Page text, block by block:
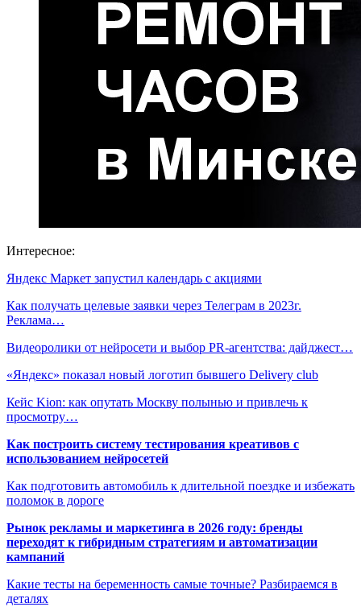
Интересное:
Яндекс Маркет запустил календарь с акциями
Как получать целевые заявки через Телеграм в 2023г.
Реклама…
Видеоролики от нейросети и выбор PR-агентства: дайджест…
«Яндекс» показал новый логотип бывшего Delivery club
Кейс Kion: как опутать Москву полынью и привлечь к
просмотру…
Как построить систему тестирования креативов с
использованием нейросетей
Как подготовить автомобиль к длительной поездке и избежать
поломок в дороге
Рынок рекламы и маркетинга в 2026 году: бренды
переходят к гибридным стратегиям и автоматизации
кампаний
Какие тесты на беременность самые точные? Разбираемся в
деталях